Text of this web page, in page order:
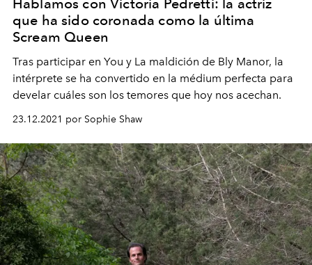
Hablamos con Victoria Pedretti: la actriz
que ha sido coronada como la última
Scream Queen
Tras participar en You y La maldición de Bly Manor, la
intérprete se ha convertido en la médium perfecta para
develar cuáles son los temores que hoy nos acechan.
23.12.2021 por Sophie Shaw